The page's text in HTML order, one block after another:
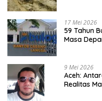
17 Mei 2026
59 Tahun
Masa
9 Mei 2026
Aceh:
Realitas